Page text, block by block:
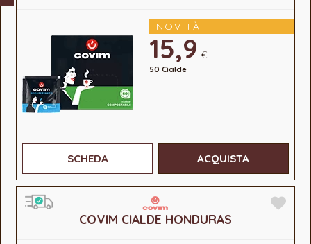
NOVITÀ
15,9 €
50 Cialde
SCHEDA ACQUISTA
COVIM CIALDE HONDURAS